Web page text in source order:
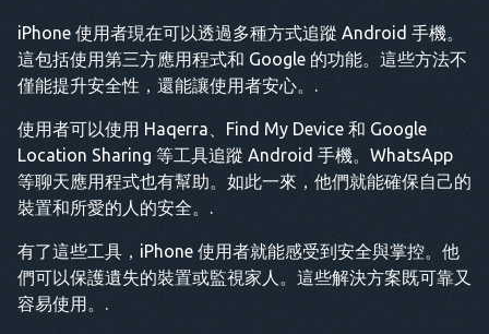
iPhone 使用者現在可以透過多種方式追蹤 Android 手機。
這包括使用第三方應用程式和 Google 的功能。這些方法不
僅能提升安全性，還能讓使用者安心。.
使用者可以使用 Haqerra、Find My Device 和 Google
Location Sharing 等工具追蹤 Android 手機。WhatsApp
等聊天應用程式也有幫助。如此一來，他們就能確保自己的
裝置和所愛的人的安全。.
有了這些工具，iPhone 使用者就能感受到安全與掌控。他
們可以保護遺失的裝置或監視家人。這些解決方案既可靠又
容易使用。.